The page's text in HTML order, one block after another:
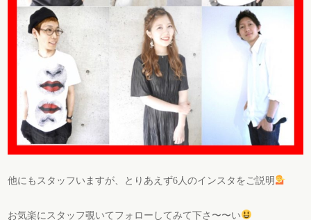
他にもスタッフいますが、とりあえず6人のインスタをご説明
お気楽にスタッフ覗いてフォローしてみて下さ〜〜い